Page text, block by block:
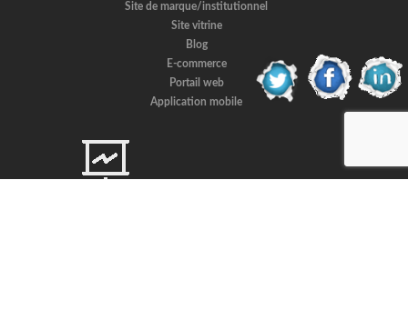
Site de marque/institutionnel
Site vitrine
Blog
E-commerce
Portail web
Application mobile